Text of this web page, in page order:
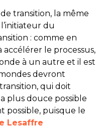
transition, la même
du
: comme en
le processus,
à un autre et il est
devront
qui doit
plus douce possible
possible, puisque le
Lesaffre